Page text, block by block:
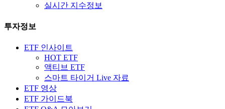
실시간 지수정보
투자정보
ETF 인사이트
HOT ETF
액티브 ETF
스마트 타이거 Live 자료
ETF 영상
ETF 가이드북